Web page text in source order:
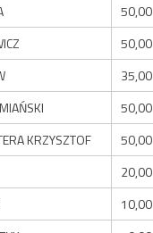
50,00
50,00
35,00
50,00
KRZYSZTOF
50,00
20,00
10,00